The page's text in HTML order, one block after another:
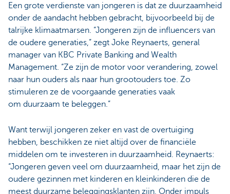
Een grote verdienste van jongeren is dat ze duurzaamheid
onder de aandacht hebben gebracht, bijvoorbeeld bij de
talrijke klimaatmarsen. “Jongeren zijn de influencers van
de oudere generaties,” zegt Joke Reynaerts, general
manager van KBC Private Banking and Wealth
Management. “Ze zijn de motor voor verandering, zowel
naar hun ouders als naar hun grootouders toe. Zo
stimuleren ze de voorgaande generaties vaak
om duurzaam te beleggen.”
Want terwijl jongeren zeker en vast de overtuiging
hebben, beschikken ze niet altijd over de financiële
middelen om te investeren in duurzaamheid. Reynaerts:
“Jongeren geven veel om duurzaamheid, maar het zijn de
oudere gezinnen met kinderen en kleinkinderen die de
meest duurzame beleggingsklanten zijn. Onder impuls